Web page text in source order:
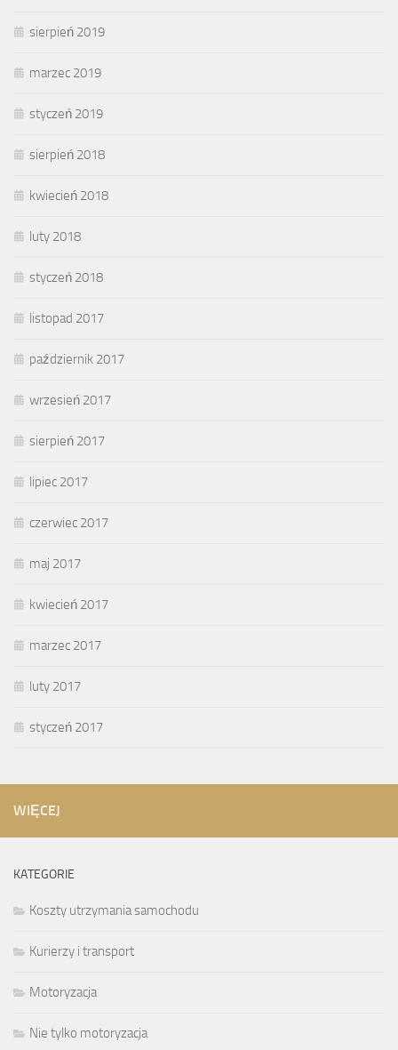
sierpień 2019
marzec 2019
styczeń 2019
sierpień 2018
kwiecień 2018
luty 2018
styczeń 2018
listopad 2017
październik 2017
wrzesień 2017
sierpień 2017
lipiec 2017
czerwiec 2017
maj 2017
kwiecień 2017
marzec 2017
luty 2017
styczeń 2017
WIĘCEJ
KATEGORIE
Koszty utrzymania samochodu
Kurierzy i transport
Motoryzacja
Nie tylko motoryzacja